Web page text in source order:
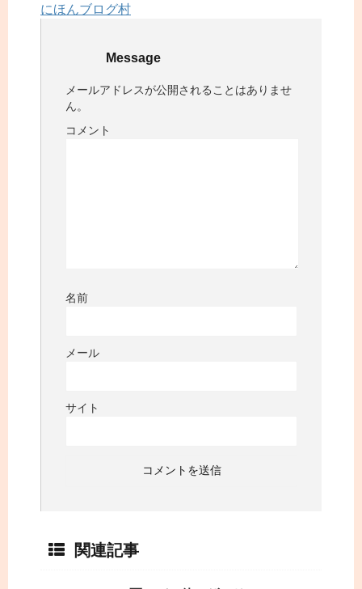
にほんブログ村
Message
メールアドレスが公開されることはありませ
ん。
コメント
名前
メール
サイト
関連記事